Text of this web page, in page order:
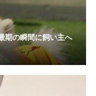
期の瞬間に飼い主へ